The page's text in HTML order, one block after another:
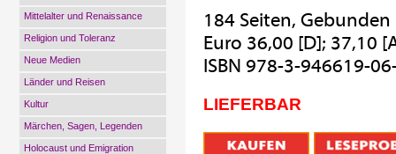
Mittelalter und Renaissance
Religion und Toleranz
Neue Medien
Länder und Reisen
Kultur
Märchen, Sagen, Legenden
Holocaust und Emigration
184 Seiten,
Euro 36,00 [D]; 37,10
ISBN 978-3-946619-
LIEFERBAR